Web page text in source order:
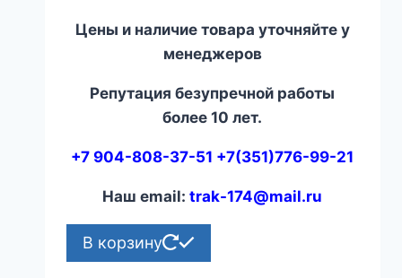
Цены и наличие товара уточняйте у
менеджеров
Репутация безупречной работы
более 10 лет.
+7 904-808-37-51 +7(351)776-99-21
Наш email:trak-174@mail.ru
В корзину